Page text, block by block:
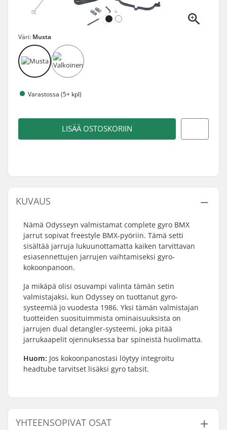
Väri: Musta
Varastossa (5+ kpl)
LISÄÄ OSTOSKORIIN
KUVAUS
Nämä Odysseyn valmistamat complete gyro BMX
jarrut sopivat freestyle BMX-pyöriin. Tämä setti
sisältää jarruja lukuunottamatta kaiken tarvittavan
esiasennettujen jarrujen vaihtamiseksi gyro-
kokoonpanoon.
Ja mikäpä olisi osuvampi valinta tämän setin
valmistajaksi, kun Odyssey on tuottanut gyro-
systeemiä jo vuodesta 1986. Yksi tämän valmistajan
tuotteiden suosituimmista ominaisuuksista on
jarrujen dual detangler-systeemi, joka pitää
jarrukaapelit ojennuksessa bar spineistä huolimatta.
Huom: Jos kokoonpanostasi löytyy integroitu
headtube tarvitset lisäksi gyro tabsit.
YHTEENSOPIVAT OSAT